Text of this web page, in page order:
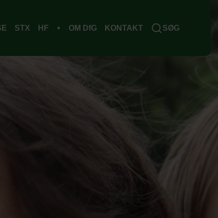
STX HF OM DfG KONTAKT SØG